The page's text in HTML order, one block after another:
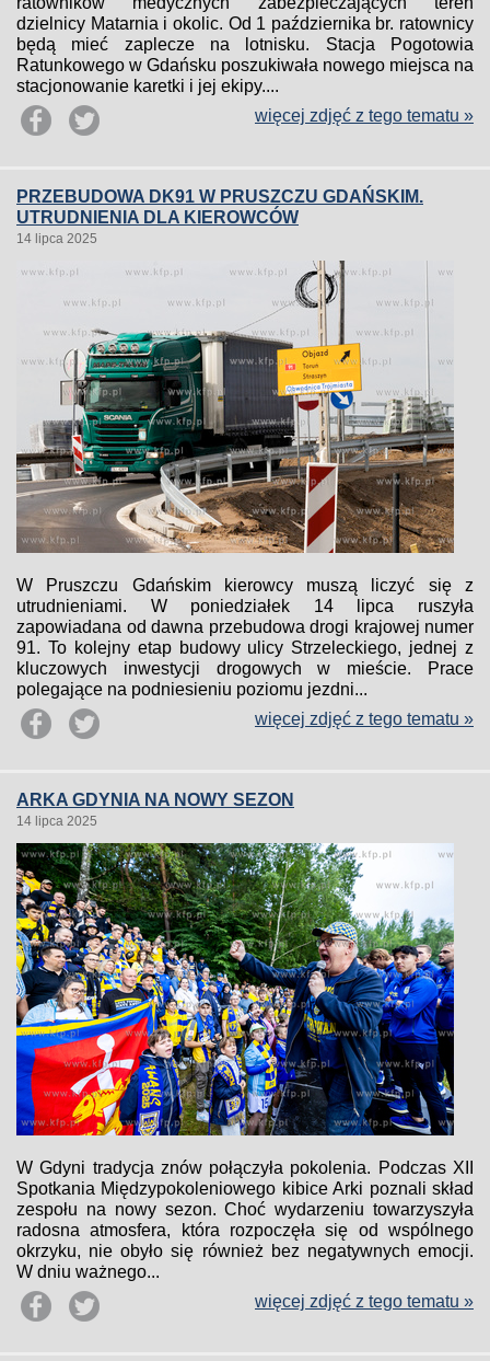
dzielnicy Matarnia i okolic. Od 1 października br. ratownicy
będą mieć zaplecze na lotnisku. Stacja Pogotowia
Ratunkowego w Gdańsku poszukiwała nowego miejsca na
stacjonowanie karetki i jej ekipy....
więcej zdjęć z tego tematu »
PRZEBUDOWA DK91 W PRUSZCZU GDAŃSKIM.
UTRUDNIENIA DLA KIEROWCÓW
14 lipca 2025
W Pruszczu Gdańskim kierowcy muszą liczyć się z
utrudnieniami. W poniedziałek 14 lipca ruszyła
zapowiadana od dawna przebudowa drogi krajowej numer
91. To kolejny etap budowy ulicy Strzeleckiego, jednej z
kluczowych inwestycji drogowych w mieście. Prace
polegające na podniesieniu poziomu jezdni...
więcej zdjęć z tego tematu »
ARKA GDYNIA NA NOWY SEZON
14 lipca 2025
W Gdyni tradycja znów połączyła pokolenia. Podczas XII
Spotkania Międzypokoleniowego kibice Arki poznali skład
zespołu na nowy sezon. Choć wydarzeniu towarzyszyła
radosna atmosfera, która rozpoczęła się od wspólnego
okrzyku, nie obyło się również bez negatywnych emocji.
W dniu ważnego...
więcej zdjęć z tego tematu »